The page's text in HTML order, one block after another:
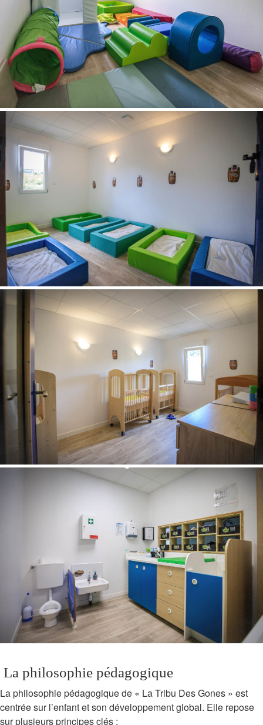
La philosophie pédagogique
La philosophie pédagogique de « La Tribu Des Gones » est
centrée sur l’enfant et son développement global. Elle repose
sur plusieurs principes clés :